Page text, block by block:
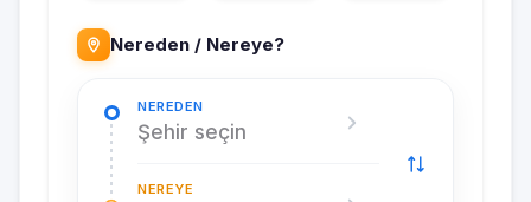
Nereden / Nereye?
NEREDEN
Şehir seçin
NEREYE